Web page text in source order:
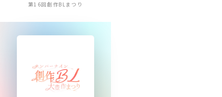
第16回創作BLまつり